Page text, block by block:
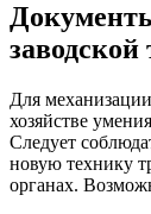
заводской
Для
хозяйстве
Следует
новую технику
органах.